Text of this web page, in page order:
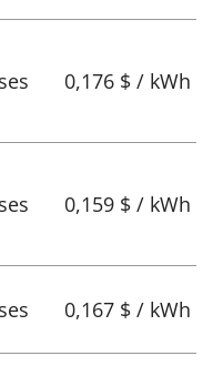
0,176 $ / kWh
0,159 $ / kWh
0,167 $ / kWh